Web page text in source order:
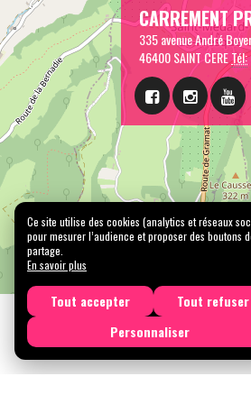
CARREMENT
335 avenue André
46400 SAINT CERETél:
Ce site utilise des cookies (analytics et réseaux
pour mesurer l’audience et proposer des boutons
partage.
En savoir plus
Tout accepter
Tout refuser
Personnaliser